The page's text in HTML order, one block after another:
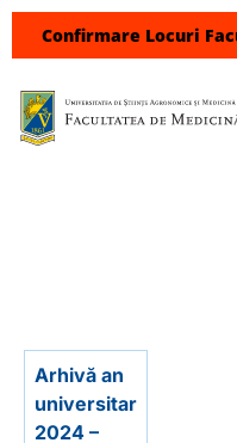
Confirmare Locuri
la sediul facultății
Arhivă an
universitar
2024 –